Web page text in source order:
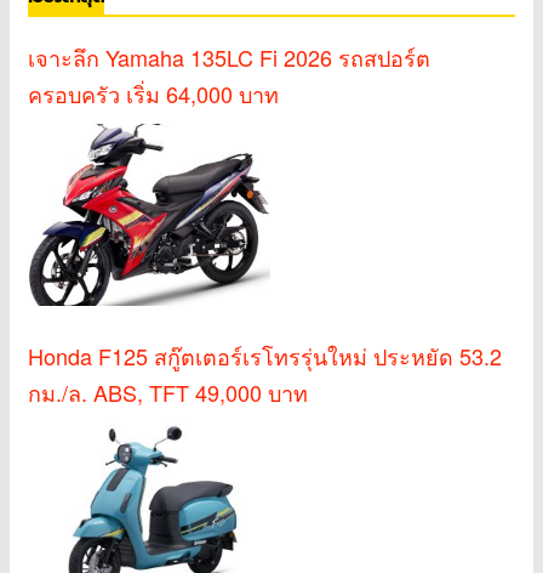
เจาะลึก Yamaha 135LC Fi 2026 รถสปอร์ต
ครอบครัว เริ่ม 64,000 บาท
Honda F125 สกู๊ตเตอร์เรโทรรุ่นใหม่ ประหยัด 53.2
กม./ล. ABS, TFT 49,000 บาท